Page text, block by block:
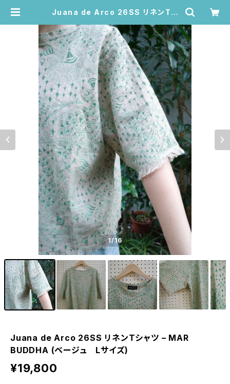
Juana de Arco 26SS リネンTシ
Lサイズ) | Juana de Arco
1/16
Juana de Arco 26SS リネンTシャツ – MAR
BUDDHA (ベージュ Lサイズ)
¥19,800